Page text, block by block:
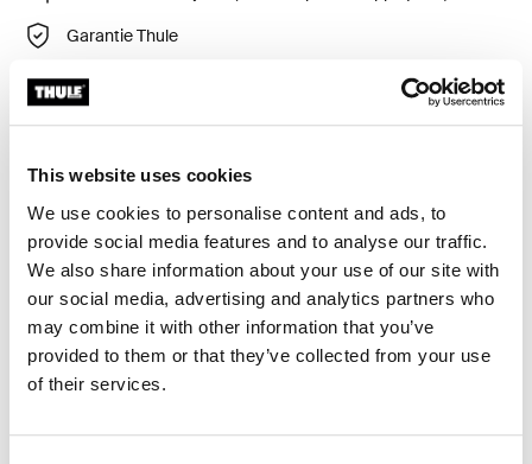
This website uses cookies
We use cookies to personalise content and ads, to
provide social media features and to analyse our traffic.
We also share information about your use of our site with
our social media, advertising and analytics partners who
may combine it with other information that you’ve
provided to them or that they’ve collected from your use
of their services.
Garantie Thule
Product Locator by Locally
Ensemble d’ajustement requis pour installer un système
Toggle techspec
Caractéristiques techniques